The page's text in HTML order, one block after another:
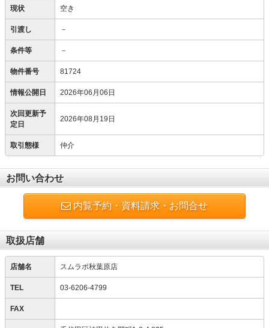
現状 空き
引渡し －
条件等 －
物件番号 81724
情報公開日 2026年06月06日
次回更新予
定日
2026年08月19日
取引態様 仲介
お問い合わせ
内覧予約・資料請求・お問合せ
取扱店舗
店舗名 スムラボ秋葉原店
TEL 03-6206-4799
FAX